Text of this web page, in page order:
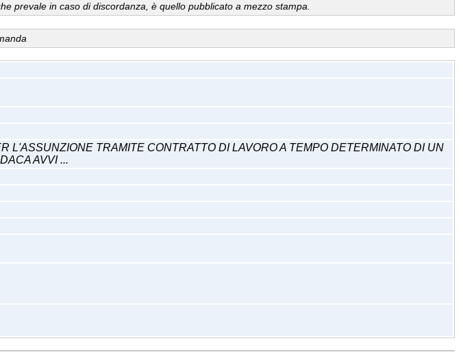
prevale in caso di discordanza, è quello pubblicato a mezzo stampa.
L'ASSUNZIONE TRAMITE CONTRATTO DI LAVORO A TEMPO DETERMINATO DI UN
AVVI ...